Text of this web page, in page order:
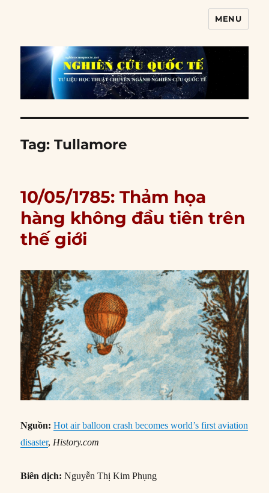
MENU
Tag:Tullamore
10/05/1785: Thảm họa
hàng không đầu tiên trên
thế giới
Nguồn:Hot air balloon crash becomes world’s first aviation
disaster, History.com
Biên dịch: Nguyễn Thị Kim Phụng